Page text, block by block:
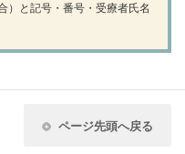
）と記号・番号・受療者氏名
ページ先頭へ戻る